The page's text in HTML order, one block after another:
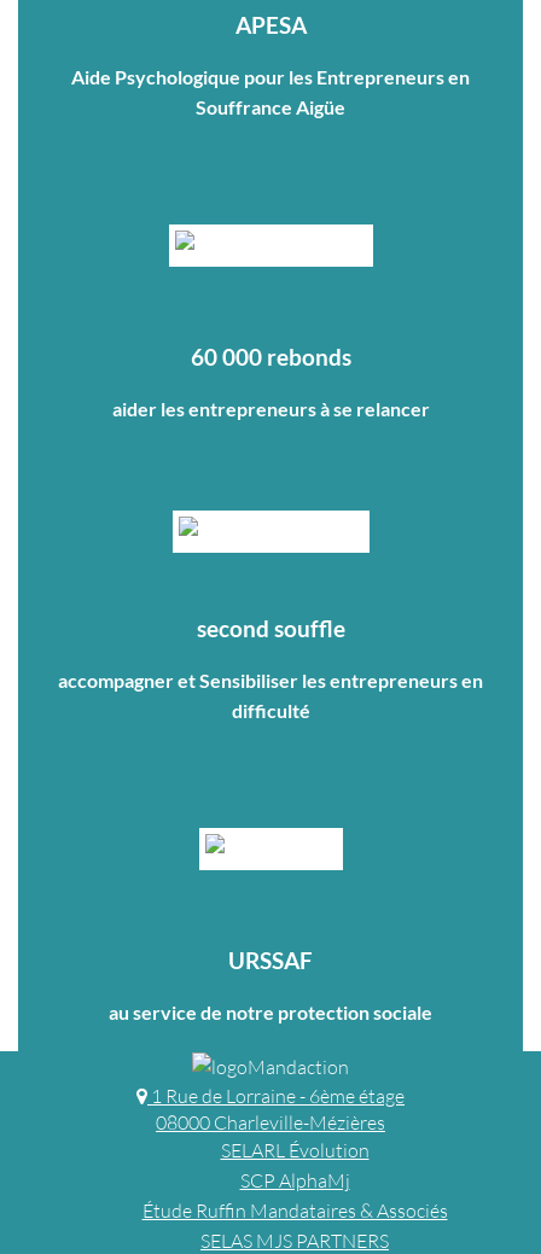
APESA
Aide Psychologique pour les Entrepreneurs en
Souffrance Aigüe
60 000 rebonds
aider les entrepreneurs à se relancer
second souffle
accompagner et Sensibiliser les entrepreneurs en
difficulté
URSSAF
au service de notre protection sociale
1 Rue de Lorraine - 6ème étage
08000 Charleville-Mézières
SELARL Évolution
SCP AlphaMj
Étude Ruffin Mandataires & Associés
SELAS MJS PARTNERS